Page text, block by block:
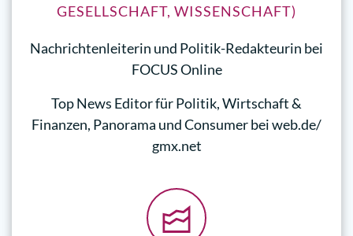
GESELLSCHAFT, WISSENSCHAFT)
Nachrichtenleiterin und Politik-Redakteurin bei
FOCUS Online
Top News Editor für Politik, Wirtschaft &
Finanzen, Panorama und Consumer bei web.de/
gmx.net